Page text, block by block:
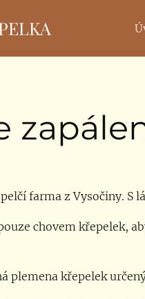
farma z Vysočiny. S
chovem křepelek,
plemena křepelek